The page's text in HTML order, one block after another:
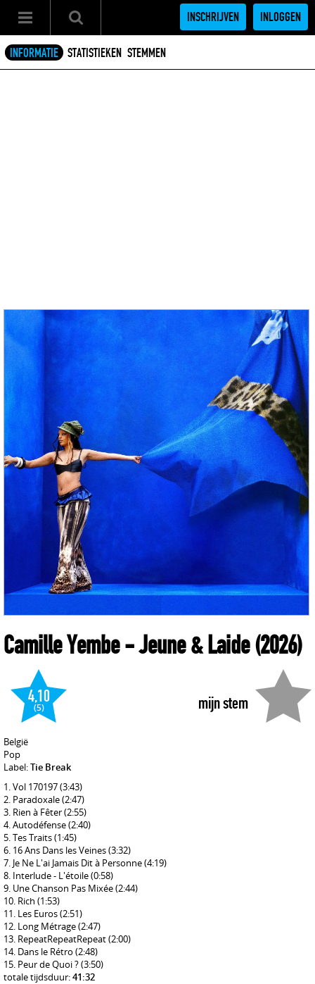
INSCHRIJVEN INLOGGEN
INFORMATIE STATISTIEKEN STEMMEN
Camille Yembe- Jeune & Laide(2026)
mijn stem
4,10
(5)
België
Pop
Label:Tie Break
Vol 170197(3:43)
Paradoxale(2:47)
Rien à Fêter(2:55)
Autodéfense(2:40)
Tes Traits(1:45)
16 Ans Dans les Veines(3:32)
Je Ne L'ai Jamais Dit à Personne(4:19)
Interlude - L'étoile(0:58)
Une Chanson Pas Mixée(2:44)
Rich (1:53)
Les Euros(2:51)
Long Métrage(2:47)
RepeatRepeatRepeat(2:00)
Dans le Rétro (2:48)
Peur de Quoi ?(3:50)
totale tijdsduur:41:32